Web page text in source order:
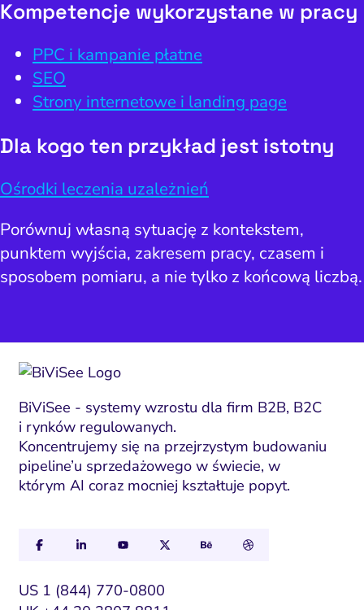
Kompetencje wykorzystane w pracy
PPC i kampanie płatne
SEO
Strony internetowe i landing page
Dla kogo ten przykład jest istotny
Ośrodki leczenia uzależnień
Porównuj własną sytuację z kontekstem,
punktem wyjścia, zakresem pracy, czasem i
sposobem pomiaru, a nie tylko z końcową liczbą.
BiViSee - systemy wzrostu dla firm B2B, B2C
i rynków regulowanych.
Koncentrujemy się na przejrzystym budowaniu
pipeline’u sprzedażowego w świecie, w
którym AI coraz mocniej kształtuje popyt.
US 1 (844) 770-0800